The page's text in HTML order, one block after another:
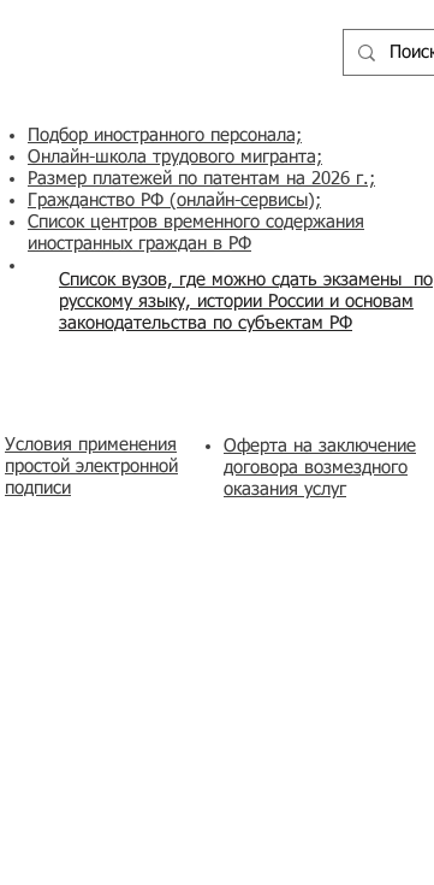
Список вузов, где можно сдать экзамены по
русскому языку, истории России и основам
законодательства по субъектам РФ
Подбор иностранного персонала;
Онлайн-школа трудового мигранта;
Размер платежей по патентам на 2026 г.;
Гражданство РФ (онлайн-сервисы);
Список центров временного содержания
иностранных граждан в РФ
Условия применения
простой электронной
подписи
​Оферта на заключение
договора возмездного
оказания услуг